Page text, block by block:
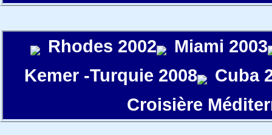
Rhodes 2002
Miami 2003
Kemer -Turquie 2008
Cuba
Croisière